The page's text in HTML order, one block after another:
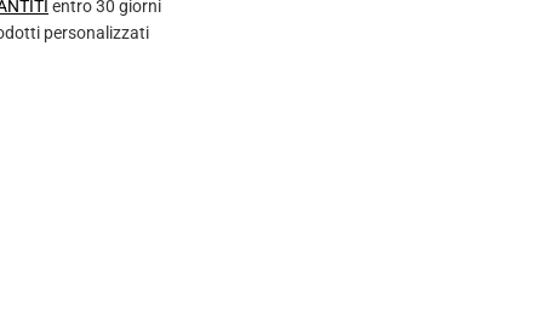
entro 30 giorni
personalizzati